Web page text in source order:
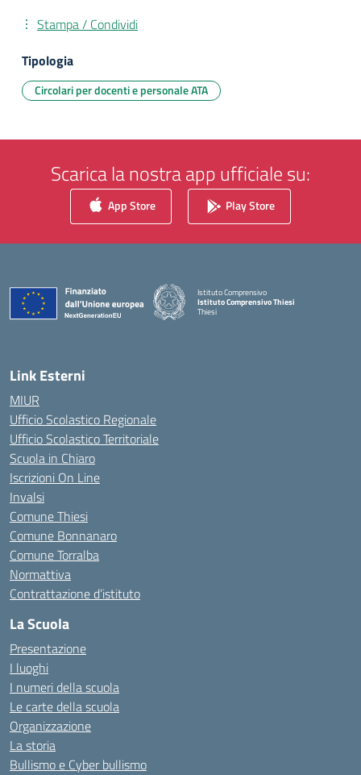
Stampa / Condividi
Tipologia
Circolari per docenti e personale ATA
Scarica la nostra app ufficiale su:
App Store Play Store
Istituto Comprensivo
Istituto Comprensivo Thiesi
Thiesi
Link Esterni
MIUR
Ufficio Scolastico Regionale
Ufficio Scolastico Territoriale
Scuola in Chiaro
Iscrizioni On Line
Invalsi
Comune Thiesi
Comune Bonnanaro
Comune Torralba
Normattiva
Contrattazione d’istituto
La Scuola
Presentazione
I luoghi
I numeri della scuola
Le carte della scuola
Organizzazione
La storia
Bullismo e Cyber bullismo